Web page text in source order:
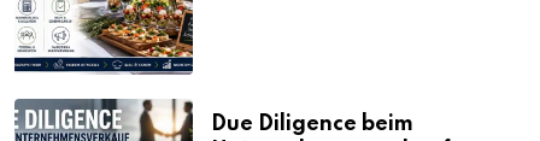
Due Diligence beim